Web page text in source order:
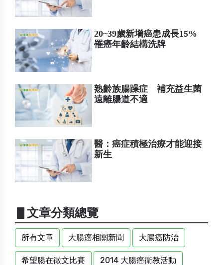
20~39歲新增癌患成長15%
罹癌年齡結構洗牌
熟齡族腸躁症 補充益生菌
遠離腸道不適
醫：癌症積極治療才能迎接
新生
▋文章分類總覽
所有文章 大腸癌相關新聞 大腸癌防治
希望腸在徵文比賽 2014 大腸癌衛教活動